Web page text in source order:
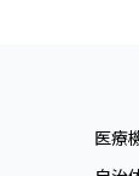
医療